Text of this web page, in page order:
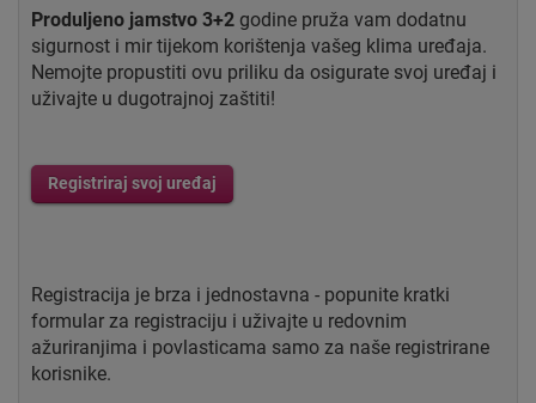
Produljeno jamstvo 3+2 godine pruža vam dodatnu
sigurnost i mir tijekom korištenja vašeg klima uređaja.
Nemojte propustiti ovu priliku da osigurate svoj uređaj i
uživajte u dugotrajnoj zaštiti!
Registriraj svoj uređaj
Registracija je brza i jednostavna - popunite kratki
formular za registraciju i uživajte u redovnim
ažuriranjima i povlasticama samo za naše registrirane
korisnike.